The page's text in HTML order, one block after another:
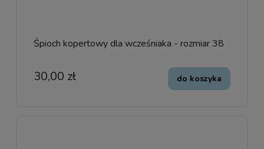
Śpioch kopertowy dla wcześniaka - rozmiar 38
30,00 zł do koszyka